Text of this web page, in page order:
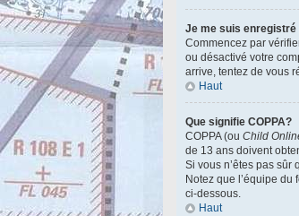
Je me suis enregistré
Commencez par
ou désactivé votre
arrive, tentez de vous
Haut
Que signifie COPPA?
COPPA (ou Child
de 13 ans doivent
Si vous n’êtes pas
Notez que l’équipe
ci-dessous.
Haut